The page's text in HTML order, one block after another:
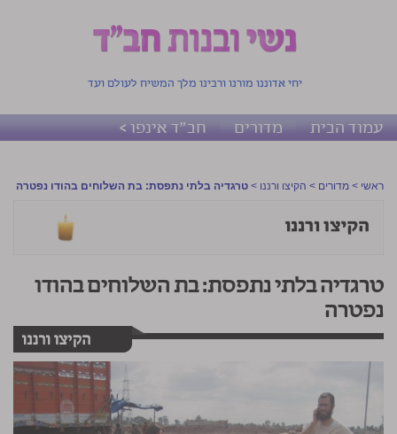
יחי אדוננו מורנו ורבינו מלך המשיח לעולם ועד
עמוד הבית מדורים חב"ד אינפו >
ראשי > מדורים > הקיצו ורננו > טרגדיה בלתי נתפסת: בת השלוחים בהודו נפטרה
טרגדיה בלתי נתפסת: בת השלוחים בהודו
נפטרה